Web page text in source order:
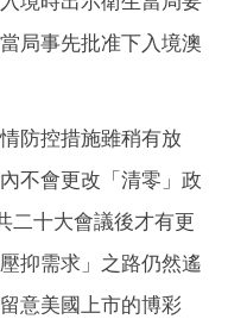
局事先批准下入境澳
防控措施雖稍有放
不會更改「清零」政
二十大會議後才有更
抑需求」之路仍然遙
意美國上市的博彩